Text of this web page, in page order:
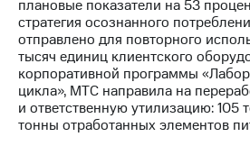
Порядок
выкупа
акций
Дивиденды
Рынок
облигаций
Описание
плановые показатели на 53
стратегия осознанного
отправлено для повторного
тысяч единиц клиентского
корпоративной программы
цикла», МТС направила на
и ответственную утилизацию: 105
тонны отработанных элементов